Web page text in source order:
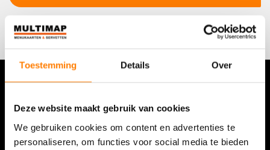
Toestemming Details Over
Deze website maakt gebruik van cookies
We gebruiken cookies om content en advertenties te
personaliseren, om functies voor social media te bieden
Bel ons op +31 (0)85 130 85 66
Vrijblijvend advies op maat
we komen graag bij u langs, neem contact op voor het
plannen van een vrijblijvende afspraak